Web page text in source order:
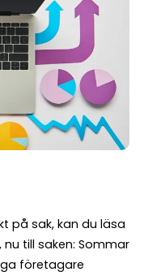
på sak, kan du läsa
nu till saken: Sommar
företagare